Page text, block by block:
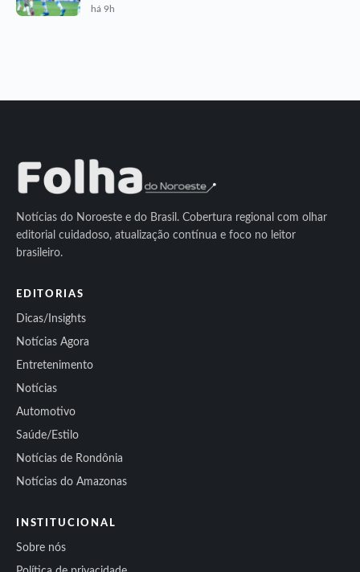
há 9h
Notícias do Noroeste e do Brasil. Cobertura regional com olhar
editorial cuidadoso, atualização contínua e foco no leitor
brasileiro.
EDITORIAS
Dicas/Insights
Notícias Agora
Entretenimento
Notícias
Automotivo
Saúde/Estilo
Notícias de Rondônia
Notícias do Amazonas
INSTITUCIONAL
Sobre nós